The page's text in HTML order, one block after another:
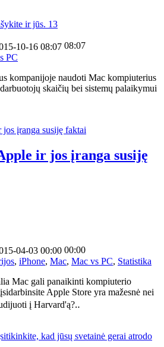
13
08:07
PC
kompanijoje naudoti Mac kompiuterius
skaičių bei sistemų palaikymui
ir jos įranga susiję
00:00
, iPhone, Mac, Mac vs PC, Statistika
Mac gali panaikinti kompiuterio
Apple Store yra mažesnė nei
į Harvard'ą?‥